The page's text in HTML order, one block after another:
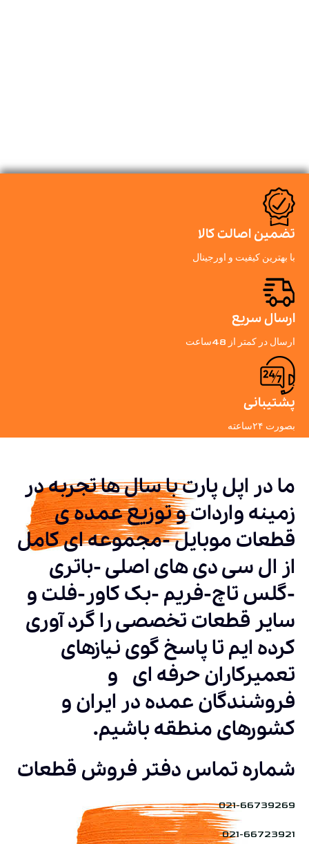
تضمین اصالت کالا
با بهترین کیفیت و اورجینال
ارسال سریع
ارسال در کمتر از 48ساعت
پشتیبانی
بصورت ۲۴ساعته
ما در اپل پارت با سال ها تجربه در
زمینه واردات و توزیع عمده ی
قطعات موبایل -مجموعه ای کامل
از ال سی دی های اصلی -باتری
-گلس تاچ-فریم -بک کاور-فلت و
سایر قطعات تخصصی را گرد آوری
کرده ایم تا پاسخ گوی نیازهای
تعمیرکاران حرفه ای و
فروشندگان عمده در ایران و
کشورهای منطقه باشیم.
شماره تماس دفتر فروش قطعات
021-66739269
021-66723921